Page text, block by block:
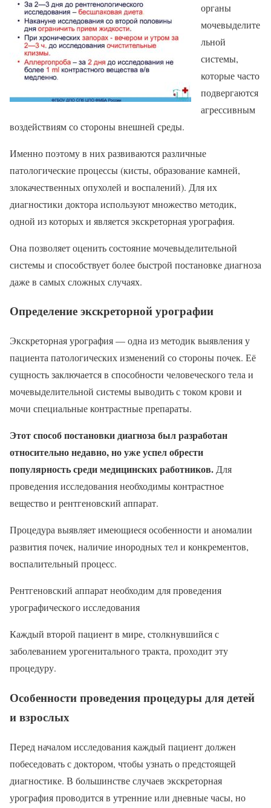
органы
мочевыделите
льной
системы,
которые часто
подвергаются
агрессивным
воздействиям со стороны внешней среды.
Именно поэтому в них развиваются различные
патологические процессы (кисты, образование камней,
злокачественных опухолей и воспалений). Для их
диагностики доктора используют множество методик,
одной из которых и является экскреторная урография.
Она позволяет оценить состояние мочевыделительной
системы и способствует более быстрой постановке диагноза
даже в самых сложных случаях.
Определение экскреторной урографии
Экскреторная урография — одна из методик выявления у
пациента патологических изменений со стороны почек. Её
сущность заключается в способности человеческого тела и
мочевыделительной системы выводить с током крови и
мочи специальные контрастные препараты.
Этот способ постановки диагноза был разработан
относительно недавно, но уже успел обрести
популярность среди медицинских работников. Для
проведения исследования необходимы контрастное
вещество и рентгеновский аппарат.
Процедура выявляет имеющиеся особенности и аномалии
развития почек, наличие инородных тел и конкрементов,
воспалительный процесс.
Рентгеновский аппарат необходим для проведения
урографического исследования
Каждый второй пациент в мире, столкнувшийся с
заболеванием урогенитального тракта, проходит эту
процедуру.
Особенности проведения процедуры для детей
и взрослых
Перед началом исследования каждый пациент должен
побеседовать с доктором, чтобы узнать о предстоящей
диагностике. В большинстве случаев экскреторная
урография проводится в утренние или дневные часы, но